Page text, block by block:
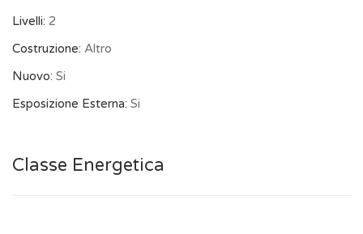
Livelli: 2
Costruzione: Altro
Nuovo: Si
Esposizione Esterna: Si
Classe Energetica